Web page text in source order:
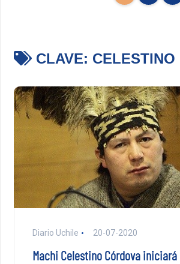
CLAVE: CELESTINO
Diario Uchile 20-07-2020
Machi Celestino Córdova